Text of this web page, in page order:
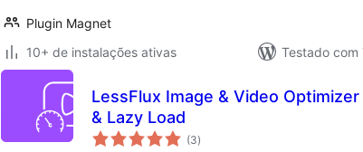
Plugin Magnet
10+ de instalações ativas
Testado com
LessFlux Image & Video Optimizer
& Lazy Load
(3total
de
)